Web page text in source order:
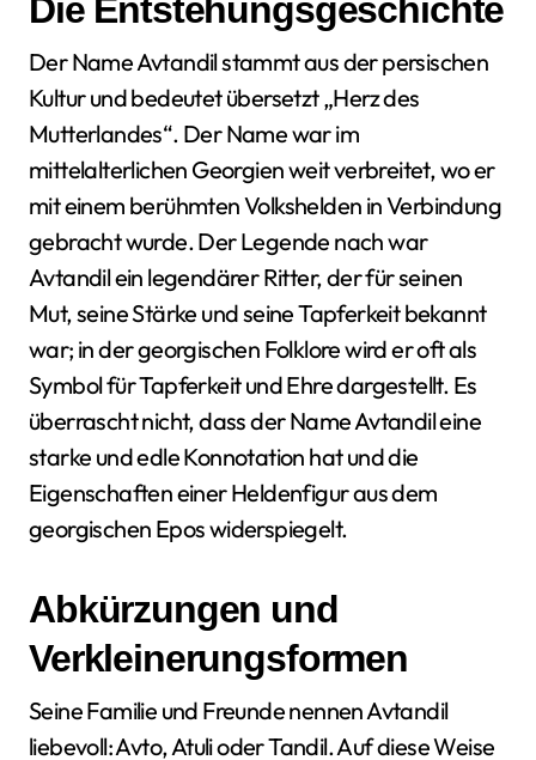
Die Entstehungsgeschichte
Der Name Avtandil stammt aus der persischen
Kultur und bedeutet übersetzt „Herz des
Mutterlandes“. Der Name war im
mittelalterlichen Georgien weit verbreitet, wo er
mit einem berühmten Volkshelden in Verbindung
gebracht wurde. Der Legende nach war
Avtandil ein legendärer Ritter, der für seinen
Mut, seine Stärke und seine Tapferkeit bekannt
war; in der georgischen Folklore wird er oft als
Symbol für Tapferkeit und Ehre dargestellt. Es
überrascht nicht, dass der Name Avtandil eine
starke und edle Konnotation hat und die
Eigenschaften einer Heldenfigur aus dem
georgischen Epos widerspiegelt.
Abkürzungen und
Verkleinerungsformen
Seine Familie und Freunde nennen Avtandil
liebevoll: Avto, Atuli oder Tandil. Auf diese Weise